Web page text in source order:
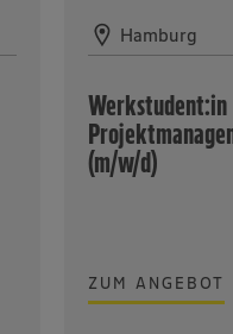
Hamburg
Werkstudent:in
(m/w/d)
ZUM ANGEBOT